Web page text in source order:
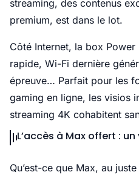
streaming, des contenus
premium, est dans le lot.
Côté Internet, la box
rapide, Wi-Fi dernière
épreuve… Parfait pour les
gaming en ligne, les visios
streaming 4K cohabitent
L’accès à Max offert :
Qu’est-ce que Max, au